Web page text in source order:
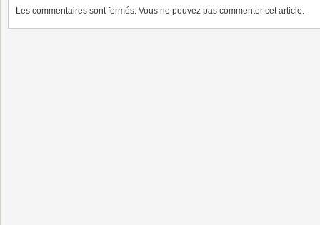
Les commentaires sont fermés. Vous ne pouvez pas commenter cet article.